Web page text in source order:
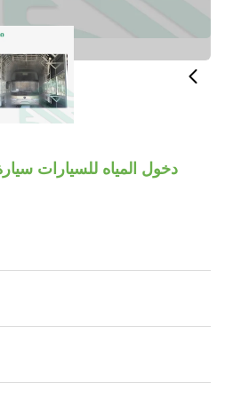
دخول المياه للسيارات